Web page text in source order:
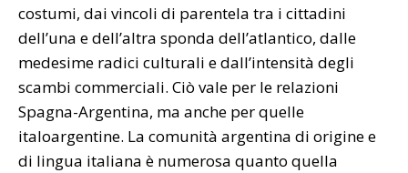
costumi, dai vincoli di parentela tra i cittadini
dell’una e dell’altra sponda dell’atlantico, dalle
medesime radici culturali e dall’intensità degli
scambi commerciali. Ciò vale per le relazioni
Spagna-Argentina, ma anche per quelle
italoargentine. La comunità argentina di origine e
di lingua italiana è numerosa quanto quella